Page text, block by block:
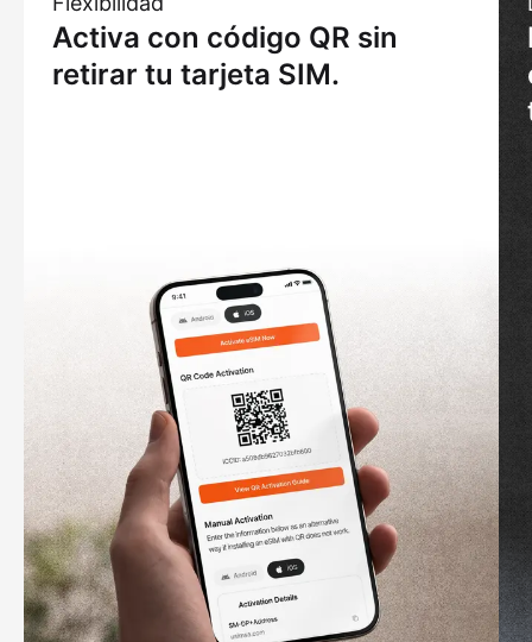
Activa con código QR sin
retirar tu tarjeta SIM.